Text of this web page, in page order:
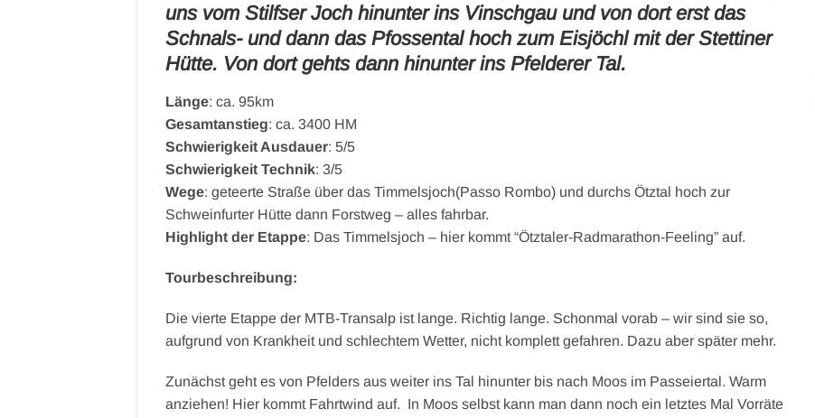
uns vom Stilfser Joch hinunter ins Vinschgau und von dort erst das
Schnals- und dann das Pfossental hoch zum Eisjöchl mit der Stettiner
Hütte. Von dort gehts dann hinunter ins Pfelderer Tal.
Länge: ca. 95km
Gesamtanstieg: ca. 3400 HM
Schwierigkeit Ausdauer: 5/5
Schwierigkeit Technik: 3/5
Wege: geteerte Straße über das Timmelsjoch(Passo Rombo) und durchs Ötztal hoch zur
Schweinfurter Hütte dann Forstweg – alles fahrbar.
Highlight der Etappe: Das Timmelsjoch – hier kommt “Ötztaler-Radmarathon-Feeling” auf.
Tourbeschreibung:
Die vierte Etappe der MTB-Transalp ist lange. Richtig lange. Schonmal vorab – wir sind sie so,
aufgrund von Krankheit und schlechtem Wetter, nicht komplett gefahren. Dazu aber später mehr.
Zunächst geht es von Pfelders aus weiter ins Tal hinunter bis nach Moos im Passeiertal. Warm
anziehen! Hier kommt Fahrtwind auf. In Moos selbst kann man dann noch ein letztes Mal Vorräte